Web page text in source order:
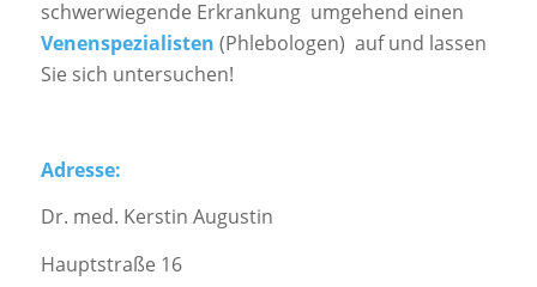
schwerwiegende Erkrankung umgehend einen
Venenspezialisten (Phlebologen) auf und lassen
Sie sich untersuchen!
Adresse:
Dr. med. Kerstin Augustin
Hauptstraße 16